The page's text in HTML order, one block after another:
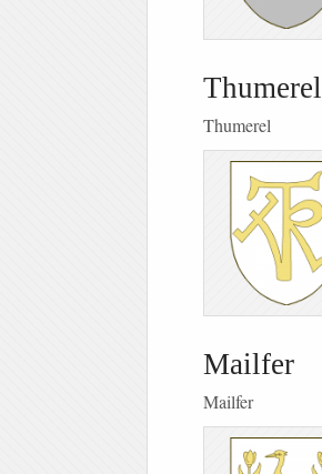
Thumerel
Thumerel
Mailfer
Mailfer